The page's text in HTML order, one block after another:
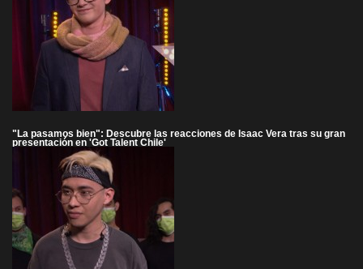
"La pasamos bien": Descubre las reacciones de Isaac Vera tras su gran
presentación en 'Got Talent Chile'